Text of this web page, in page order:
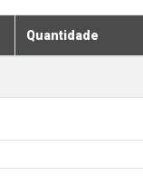
Quantidade